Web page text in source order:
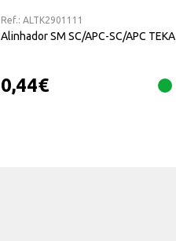
Ref.: ALTK2901111
Alinhador SM SC/APC-SC/APC TEKA
0,44€